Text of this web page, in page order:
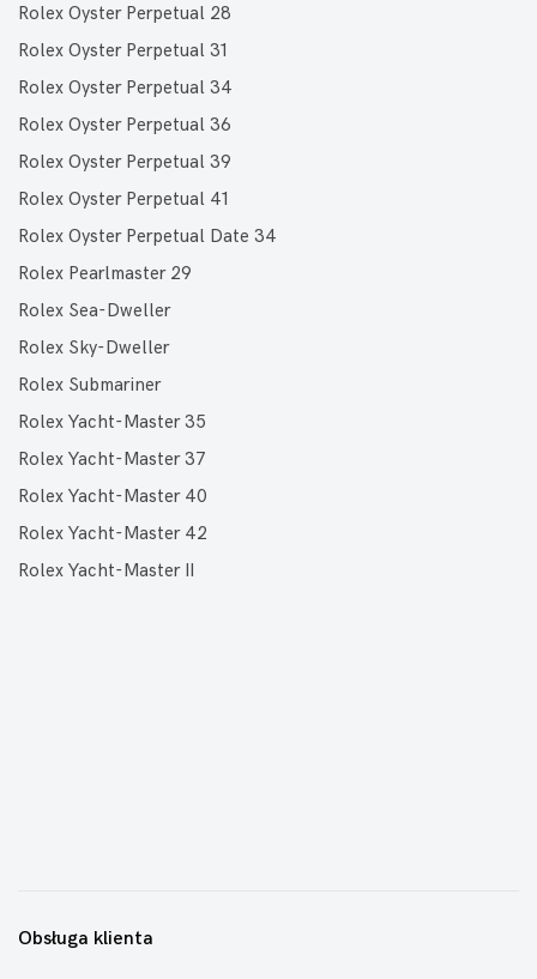
Rolex Oyster Perpetual 28
Rolex Oyster Perpetual 31
Rolex Oyster Perpetual 34
Rolex Oyster Perpetual 36
Rolex Oyster Perpetual 39
Rolex Oyster Perpetual 41
Rolex Oyster Perpetual Date 34
Rolex Pearlmaster 29
Rolex Sea-Dweller
Rolex Sky-Dweller
Rolex Submariner
Rolex Yacht-Master 35
Rolex Yacht-Master 37
Rolex Yacht-Master 40
Rolex Yacht-Master 42
Rolex Yacht-Master II
Obsługa klienta